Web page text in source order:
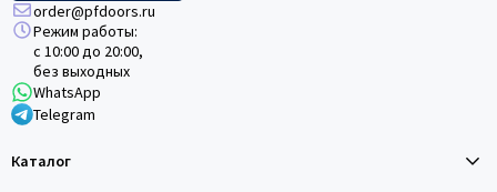
order@pfdoors.ru
Режим работы:
с 10:00 до 20:00,
без выходных
WhatsApp
Telegram
Каталог